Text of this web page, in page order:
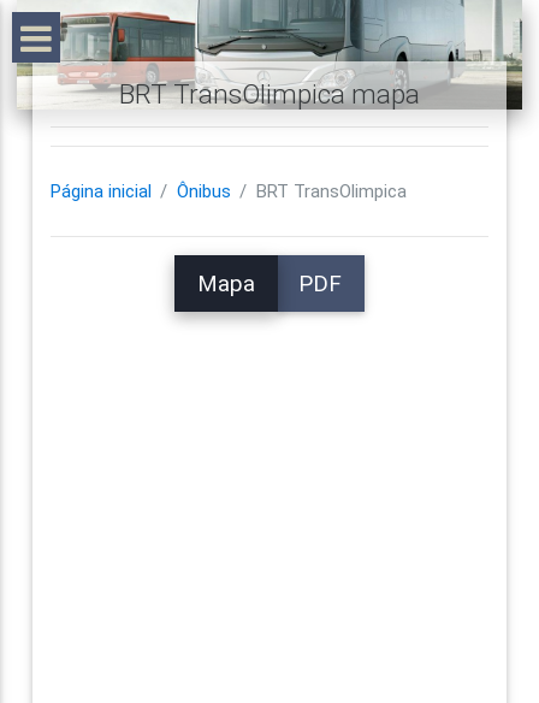
BRT TransOlimpica mapa
Página inicial Ônibus BRT TransOlimpica
Mapa PDF